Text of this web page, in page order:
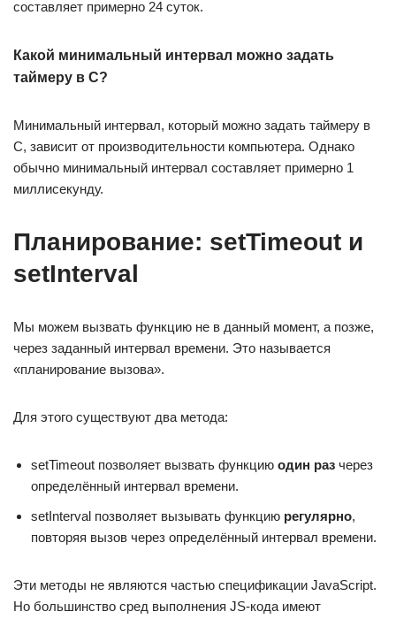
составляет примерно 24 суток.
Какой минимальный интервал можно задать
таймеру в С?
Минимальный интервал, который можно задать таймеру в
С, зависит от производительности компьютера. Однако
обычно минимальный интервал составляет примерно 1
миллисекунду.
Планирование: setTimeout и
setInterval
Мы можем вызвать функцию не в данный момент, а позже,
через заданный интервал времени. Это называется
«планирование вызова».
Для этого существуют два метода:
setTimeout позволяет вызвать функцию один раз через
определённый интервал времени.
setInterval позволяет вызывать функцию регулярно,
повторяя вызов через определённый интервал времени.
Эти методы не являются частью спецификации JavaScript.
Но большинство сред выполнения JS-кода имеют